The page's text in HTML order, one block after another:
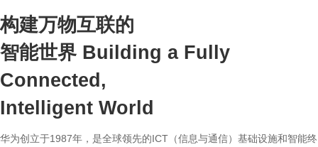
构建万物互联的
智能世界 Building a Fully
Connected,
Intelligent World
华为创立于1987年，是全球领先的ICT（信息与通信）基础设施和智能终